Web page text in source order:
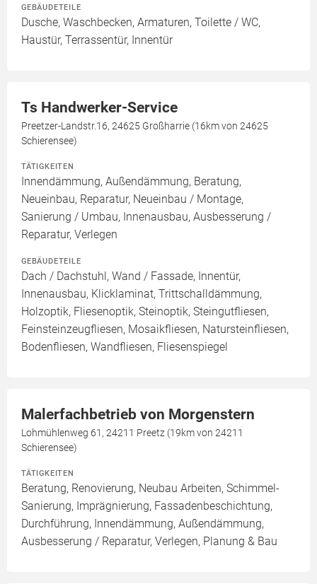
GEBÄUDETEILE
Dusche, Waschbecken, Armaturen, Toilette / WC,
Haustür, Terrassentür, Innentür
Ts Handwerker-Service
Preetzer-Landstr.16, 24625 Großharrie (16km von 24625
Schierensee)
TÄTIGKEITEN
Innendämmung, Außendämmung, Beratung,
Neueinbau, Reparatur, Neueinbau / Montage,
Sanierung / Umbau, Innenausbau, Ausbesserung /
Reparatur, Verlegen
GEBÄUDETEILE
Dach / Dachstuhl, Wand / Fassade, Innentür,
Innenausbau, Klicklaminat, Trittschalldämmung,
Holzoptik, Fliesenoptik, Steinoptik, Steingutfliesen,
Feinsteinzeugfliesen, Mosaikfliesen, Natursteinfliesen,
Bodenfliesen, Wandfliesen, Fliesenspiegel
Malerfachbetrieb von Morgenstern
Lohmühlenweg 61, 24211 Preetz (19km von 24211
Schierensee)
TÄTIGKEITEN
Beratung, Renovierung, Neubau Arbeiten, Schimmel-
Sanierung, Imprägnierung, Fassadenbeschichtung,
Durchführung, Innendämmung, Außendämmung,
Ausbesserung / Reparatur, Verlegen, Planung & Bau